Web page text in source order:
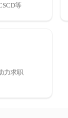
等
力求职